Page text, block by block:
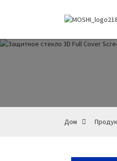
Дом